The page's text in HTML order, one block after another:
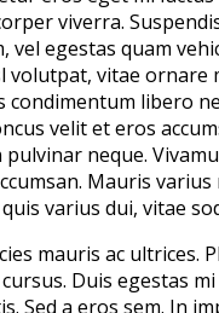
viverra.
vel egestas quam
volutpat, vitae ornare
condimentum libero
velit et eros
pulvinar neque.
Mauris
varius dui, vitae
mauris ac ultrices.
Duis egestas
Sed a eros sem. In